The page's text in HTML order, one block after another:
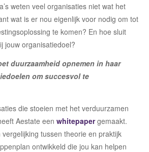
weten veel organisaties niet wat het
wat is er nou eigenlijk voor nodig om tot
te komen? En hoe sluit
jouw organisatiedoel?
duurzaamheid opnemen in haar
om succesvol te
die stoeien met het verduurzamen
Aestate een whitepapergemaakt.
tussen theorie en praktijk
ontwikkeld die jou kan helpen